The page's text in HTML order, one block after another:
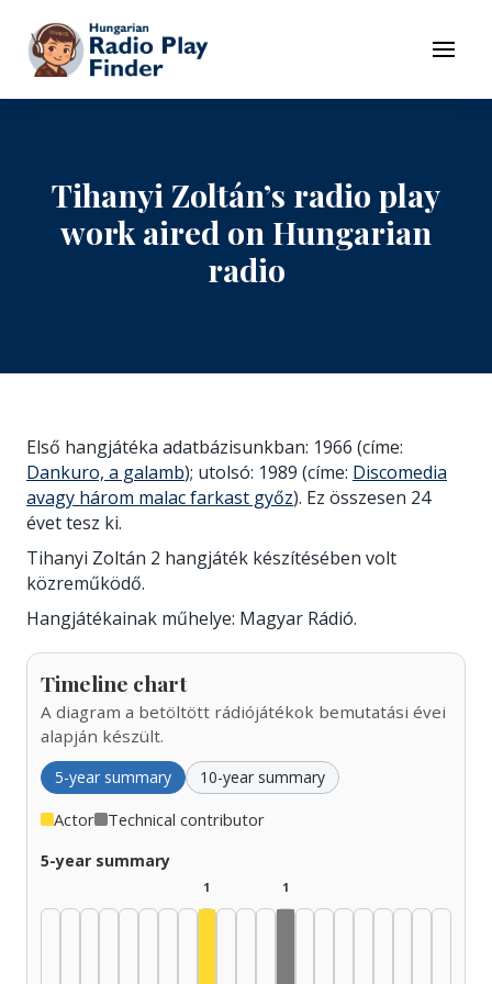
To contents
Menu
Tihanyi Zoltán’s radio play
work aired on Hungarian
radio
Első hangjátéka adatbázisunkban: 1966 (címe:
Dankuro, a galamb); utolsó: 1989 (címe: Discomedia
avagy három malac farkast győz). Ez összesen 24
évet tesz ki.
Tihanyi Zoltán 2 hangjáték készítésében volt
közreműködő.
Hangjátékainak műhelye: Magyar Rádió.
Timeline chart
A diagram a betöltött rádiójátékok bemutatási évei
alapján készült.
5-year summary 10-year summary
Actor Technical contributor
5-year summary
1 1